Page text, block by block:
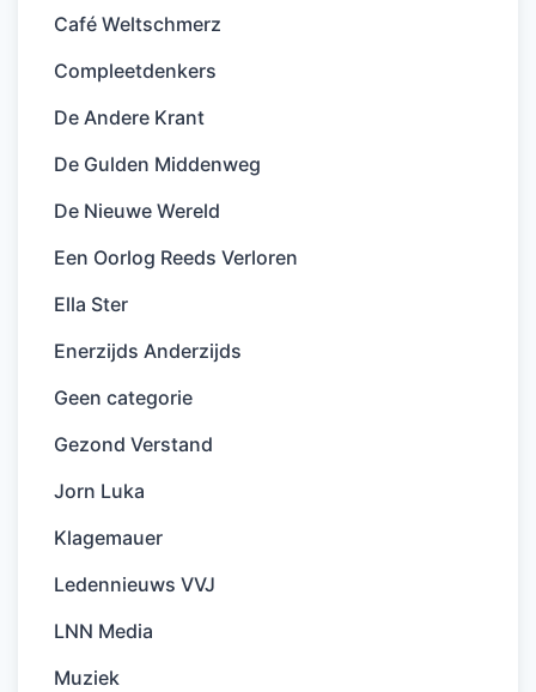
Café Weltschmerz
Compleetdenkers
De Andere Krant
De Gulden Middenweg
De Nieuwe Wereld
Een Oorlog Reeds Verloren
Ella Ster
Enerzijds Anderzijds
Geen categorie
Gezond Verstand
Jorn Luka
Klagemauer
Ledennieuws VVJ
LNN Media
Muziek